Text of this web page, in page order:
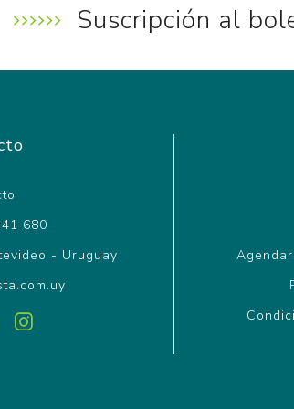
Suscripción al
680
- Uruguay